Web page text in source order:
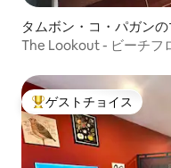
タムボン・コ・パガン
The Lookout - ビーチフ
大好評のゲストチョイス
ゲストチョイス